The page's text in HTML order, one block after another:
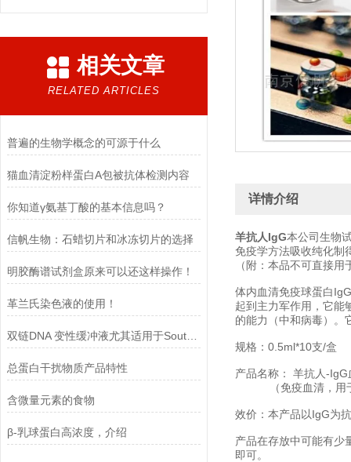
相关文章
RELATED ARTICLES
普遍的生物学概念的可源于什么
猫血清淀粉样蛋白A包被抗体检测内容
你知道γ氨基丁酸的基本信息吗？
信帆生物：石蜡切片和冰冻切片的选择​
明胶酶谱试剂盒原来可以还这样操作！
革兰氏染色液的使用！
双链DNA 变性缓冲液尤其适用于Southern blot 实验
总蛋白干扰物质产品特性
含微量元素的食物
β-乳球蛋白高浓度，介绍
详情介绍
羊抗人IgG本公司生物
免疫学方法吸收纯化制
（附：本品不可直接
体内血清免疫球蛋白
起到主力军作用，它能
的能力（中和病毒）。
规格：0.5ml*10支/盒
产品名称： 羊抗人-IgG
（免疫血清，用于
效价：本产品以IgG为
产品在存放中可能有少
即可。